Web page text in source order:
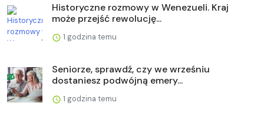
Historyczne rozmowy w Wenezueli. Kraj
może przejść rewolucję...
1 godzina temu
Seniorze, sprawdź, czy we wrześniu
dostaniesz podwójną emery...
1 godzina temu